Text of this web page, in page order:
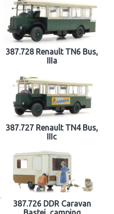
387.728 Renault TN6 Bus,
IIIa
387.727 Renault TN4 Bus,
IIIc
387.726 DDR Caravan